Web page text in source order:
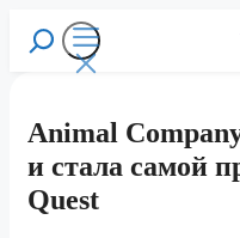
Перейти
содержимому
Меню
Поиск
Animal
и стала самой
Quest